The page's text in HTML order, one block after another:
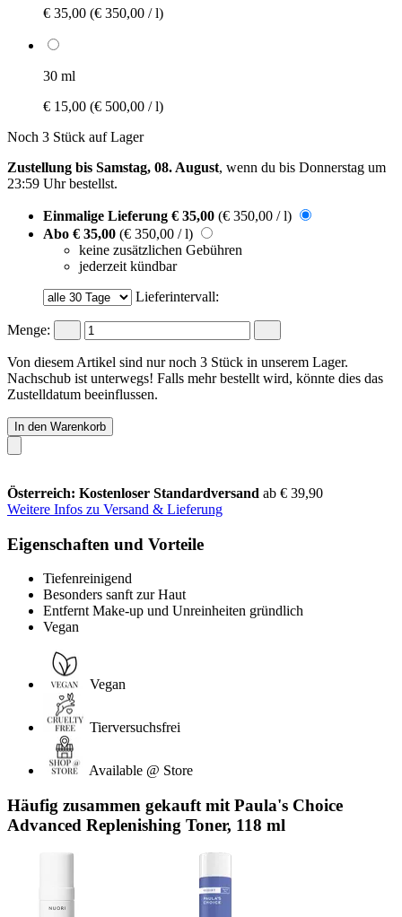
€ 35,00 (€ 350,00 / l)
30 ml
€ 15,00 (€ 500,00 / l)
Noch 3 Stück auf Lager
Zustellung bis Samstag, 08. August, wenn du bis Donnerstag um
23:59 Uhrbestellst.
Einmalige Lieferung € 35,00 (€ 350,00 / l)
Abo € 35,00 (€ 350,00 / l)
keine zusätzlichen Gebühren
jederzeit kündbar
Lieferintervall:
Menge:
Von diesem Artikel sind nur noch 3 Stück in unserem Lager.
Nachschub ist unterwegs! Falls mehr bestellt wird, könnte dies das
Zustelldatum beeinflussen.
In den Warenkorb
Österreich: Kostenloser Standardversand ab € 39,90
Weitere Infos zu Versand & Lieferung
Eigenschaften und Vorteile
Tiefenreinigend
Besonders sanft zur Haut
Entfernt Make-up und Unreinheiten gründlich
Vegan
Vegan
Tierversuchsfrei
Available @ Store
Häufig zusammen gekauft mit Paula's Choice
Advanced Replenishing Toner, 118 ml